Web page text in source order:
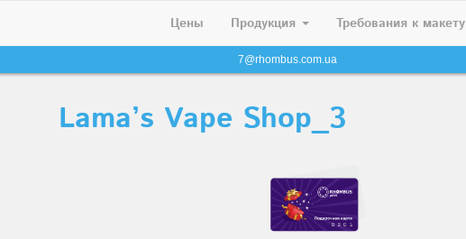
Цены Продукция Требования к макету
7@rhombus.com.ua
Lama’s Vape Shop_3